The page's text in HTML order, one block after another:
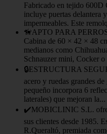
Fabricado en tejido 600D
incluye puertas delantera
impermeables. Este
🦮APTO PARA
Cabina de 60 × 42 × 48
medianos como
Schnauzer mini, Cocker
🔒ESTRUCTURA
acero y ruedas grandes
pequeño incorpora 6
laterales) que mejoran la...
✔️MOBICLINIC S.L.
sus clientes desde 1985.
R.Queraltó, premiada